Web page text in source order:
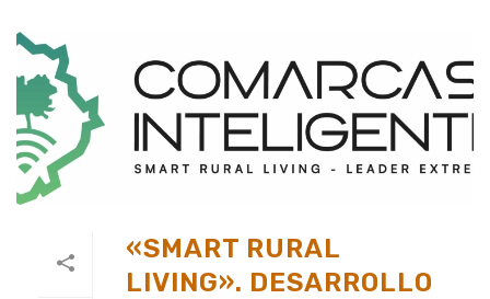
«SMART RURAL
LIVING». DESARROLLO